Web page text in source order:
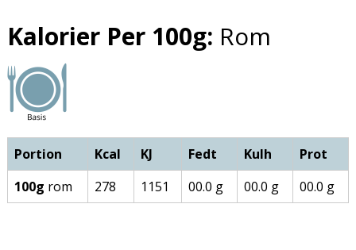
Kalorier Per 100g: Rom
Portion Kcal KJ Fedt Kulh
Prot
100g rom 278 1151 00.0 g 00.0 g 00.0 g